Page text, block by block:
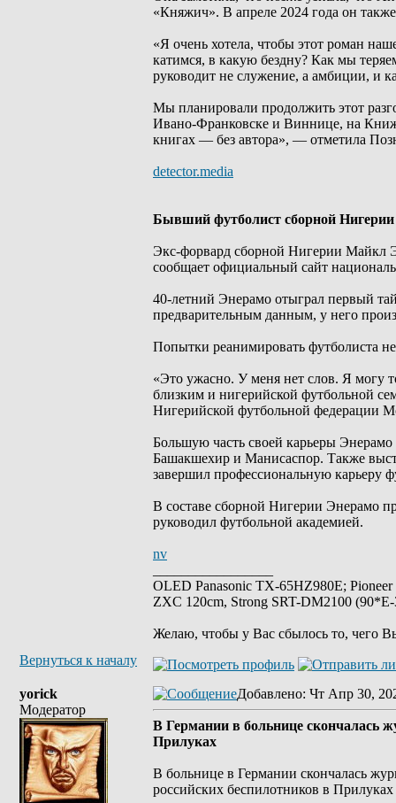
«Княжич». В апреле 2024 года он
«Я очень хотела, чтобы этот роман
катимся, в какую бездну? Как мы
руководит не служение, а амбиции, и
Мы планировали продолжить этот
Ивано-Франковске и Виннице, на
книгах — без автора», — отметила
detector.media
Бывший футболист сборной
Экс-форвард сборной Нигерии Майкл
сообщает официальный сайт
40-летний Энерамо отыграл первый
предварительным данным, у него
Попытки реанимировать футболиста
«Это ужасно. У меня нет слов. Я могу
близким и нигерийской футбольной
Нигерийской футбольной федерации
Большую часть своей карьеры
Башакшехир и Манисаспор. Также
завершил профессиональную карьеру
В составе сборной Нигерии Энерамо
руководил футбольной академией.
nv
OLED Panasonic TX-65HZ980E;
ZXC 120cm, Strong SRT-DM2100
Желаю, чтобы у Вас сбылось то, чего
Вернуться к началу
yorick
Модератор
Добавлено: Чт Апр 30,
В Германии в больнице скончалась
Прилуках
В больнице в Германии скончалась
российских беспилотников в